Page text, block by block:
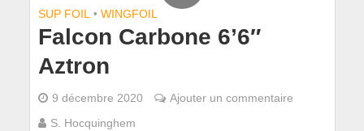
SUP FOIL • WINGFOIL
Falcon Carbone 6’6″
Aztron
9 décembre 2020
Ajouter un commentaire
S. Hocquinghem